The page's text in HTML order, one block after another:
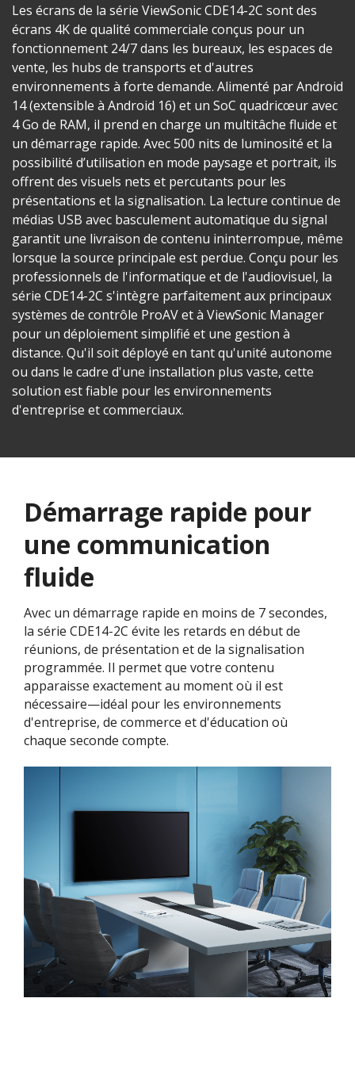
Les écrans de la série ViewSonic CDE14-2C sont des
écrans 4K de qualité commerciale conçus pour un
fonctionnement 24/7 dans les bureaux, les espaces de
vente, les hubs de transports et d'autres
environnements à forte demande. Alimenté par Android
14 (extensible à Android 16) et un SoC quadricœur avec
4 Go de RAM, il prend en charge un multitâche fluide et
un démarrage rapide. Avec 500 nits de luminosité et la
possibilité d’utilisation en mode paysage et portrait, ils
offrent des visuels nets et percutants pour les
présentations et la signalisation. La lecture continue de
médias USB avec basculement automatique du signal
garantit une livraison de contenu ininterrompue, même
lorsque la source principale est perdue. Conçu pour les
professionnels de l'informatique et de l'audiovisuel, la
série CDE14-2C s'intègre parfaitement aux principaux
systèmes de contrôle ProAV et à ViewSonic Manager
pour un déploiement simplifié et une gestion à
distance. Qu'il soit déployé en tant qu'unité autonome
ou dans le cadre d'une installation plus vaste, cette
solution est fiable pour les environnements
d'entreprise et commerciaux.
Démarrage rapide pour
une communication
fluide​
Avec un démarrage rapide en moins de 7 secondes,
la série CDE14-2C évite les retards en début de
réunions, de présentation et de la signalisation
programmée. Il permet que votre contenu
apparaisse exactement au moment où il est
nécessaire—idéal pour les environnements
d'entreprise, de commerce et d'éducation où
chaque seconde compte.​